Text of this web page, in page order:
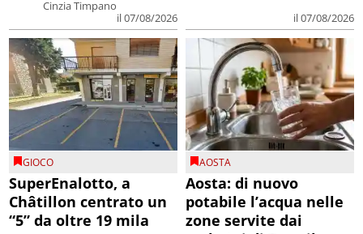
Cinzia Timpano
il 07/08/2026
il 07/08/2026
GIOCO
SuperEnalotto, a
Châtillon centrato un
“5” da oltre 19 mila
AOSTA
Aosta: di nuovo
potabile l’acqua nelle
zone servite dai